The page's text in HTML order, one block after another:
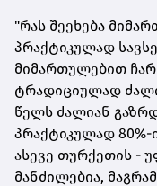
"რას შეეხება
პრაქტიკულად
მიმართულებით
ტრადიციულად
წელს ძალიან
პრაქტიკულად 80%-
ასევე თურქეთის -
მანძილებია,